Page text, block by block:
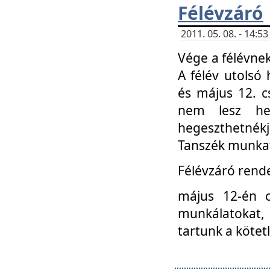
Félévzáró
2011. 05. 08. -
Vége a
A félév utolsó
és május 12.
nem lesz
Tanszék
Félévzáró
május 12-én
tartunk a